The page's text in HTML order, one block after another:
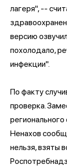
лагеря", --
версию
похолодало,
инфекции".
По факту
проверка.
Ненахов
нельзя, взяты